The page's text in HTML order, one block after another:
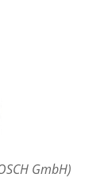
GmbH)